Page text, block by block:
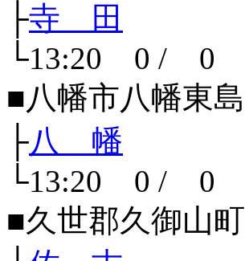
├寺 田
└13:20 0 / 0
■八幡市八幡東島
├八 幡
└13:20 0 / 0
■久世郡久御山町